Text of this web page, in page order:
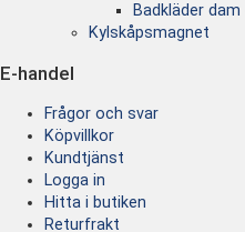
Badkläder
Kylskåpsmagnet
E-handel
Frågor och svar
Köpvillkor
Kundtjänst
Logga in
Hitta i butiken
Returfrakt